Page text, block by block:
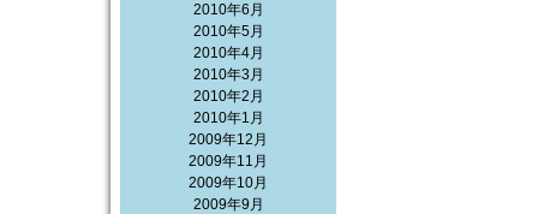
2010年6月
2010年5月
2010年4月
2010年3月
2010年2月
2010年1月
2009年12月
2009年11月
2009年10月
2009年9月